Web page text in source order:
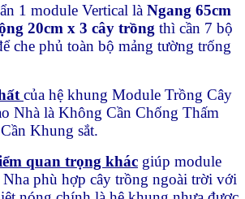
1 module Vertical là Ngang 65cm
20cm x 3 cây trồng thì cần 7 bộ
che phủ toàn bộ mảng tường trống
của hệ khung Module Trồng Cây
Nhà là Không Cần Chống Thấm
Khung sắt.
quan trọng khác giúp module
phù hợp cây trồng ngoài trời với